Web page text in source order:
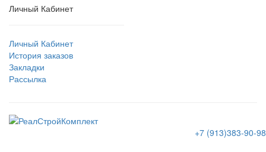
Личный Кабинет
Личный Кабинет
История заказов
Закладки
Рассылка
+7 (913)383-90-98